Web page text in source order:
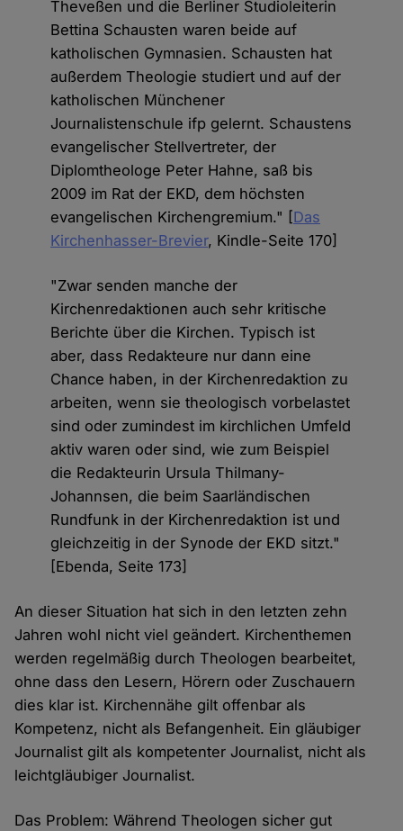
Theveßen und die Berliner Studioleiterin
Bettina Schausten waren beide auf
katholischen Gymnasien. Schausten hat
außerdem Theologie studiert und auf der
katholischen Münchener
Journalistenschule ifp gelernt. Schaustens
evangelischer Stellvertreter, der
Diplomtheologe Peter Hahne, saß bis
2009 im Rat der EKD, dem höchsten
evangelischen Kirchengremium." [Das
Kirchenhasser-Brevier, Kindle-Seite 170]
"Zwar senden manche der
Kirchenredaktionen auch sehr kritische
Berichte über die Kirchen. Typisch ist
aber, dass Redakteure nur dann eine
Chance haben, in der Kirchenredaktion zu
arbeiten, wenn sie theologisch vorbelastet
sind oder zumindest im kirchlichen Umfeld
aktiv waren oder sind, wie zum Beispiel
die Redakteurin Ursula Thilmany-
Johannsen, die beim Saarländischen
Rundfunk in der Kirchenredaktion ist und
gleichzeitig in der Synode der EKD sitzt."
[Ebenda, Seite 173]
An dieser Situation hat sich in den letzten zehn
Jahren wohl nicht viel geändert. Kirchenthemen
werden regelmäßig durch Theologen bearbeitet,
ohne dass den Lesern, Hörern oder Zuschauern
dies klar ist. Kirchennähe gilt offenbar als
Kompetenz, nicht als Befangenheit. Ein gläubiger
Journalist gilt als kompetenter Journalist, nicht als
leichtgläubiger Journalist.
Das Problem: Während Theologen sicher gut